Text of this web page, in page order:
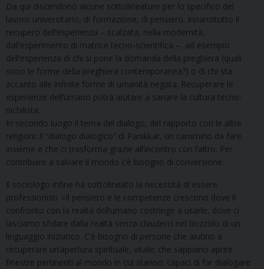
Da qui discendono alcune sottolineature per lo specifico del
lavoro universitario, di formazione, di pensiero. Innanzitutto il
recupero dell’esperienza – scalzata, nella modernità,
dall’esperimento di matrice tecno-scientifica –, ad esempio
dell’esperienza di chi si pone la domanda della preghiera (quali
sono le forme della preghiera contemporanea?) o di chi sta
accanto alle infinite forme di umanità negata. Recuperare le
esperienze dell’umano potrà aiutare a sanare la cultura tecno-
nichilista.
In secondo luogo il tema del dialogo, del rapporto con le altre
religioni: il “dialogo dialogico” di Panikkar, un cammino da fare
insieme e che ci trasforma grazie all’incontro con l’altro. Per
contribuire a salvare il mondo c’è bisogno di conversione.
Il sociologo infine ha sottolineato la necessità di essere
professionisti. «Il pensiero e le competenze crescono dove il
confronto con la realtà dell’umano costringe a usarle, dove ci
lasciamo sfidare dalla realtà senza chiuderci nel bozzolo di un
linguaggio iniziatico. C’è bisogno di persone che aiutino a
recuperare un’apertura spirituale, vitale; che sappiano aprire
finestre pertinenti al mondo in cui stanno; capaci di far dialogare